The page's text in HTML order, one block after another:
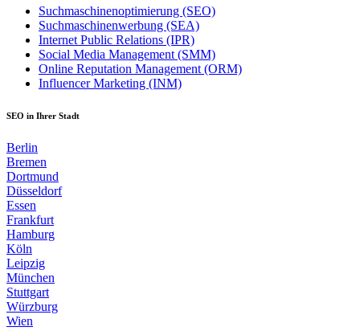
Suchmaschinenoptimierung (SEO)
Suchmaschinenwerbung (SEA)
Internet Public Relations (IPR)
Social Media Management (SMM)
Online Reputation Management (ORM)
Influencer Marketing (INM)
SEO in Ihrer Stadt
Berlin
Bremen
Dortmund
Düsseldorf
Essen
Frankfurt
Hamburg
Köln
Leipzig
München
Stuttgart
Würzburg
Wien